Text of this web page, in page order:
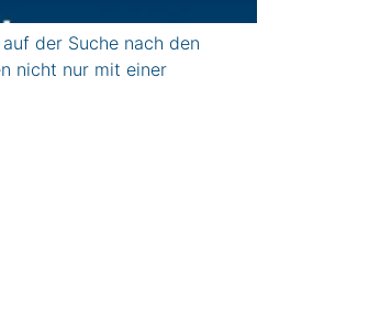
der Suche nach den
nicht nur mit einer